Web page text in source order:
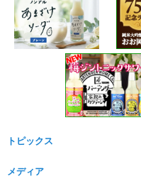
トピックス
メディア